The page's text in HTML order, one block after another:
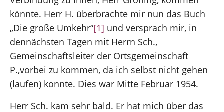
könnte. Herr H. überbrachte mir nun das Buch
„Die große Umkehr“[1] und versprach mir, in
dennächsten Tagen mit Herrn Sch.,
Gemeinschaftsleiter der Ortsgemeinschaft
P.,vorbei zu kommen, da ich selbst nicht gehen
(laufen) konnte. Dies war Mitte Februar 1954.
Herr Sch. kam sehr bald. Er hat mich über das